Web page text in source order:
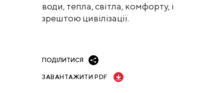
води, тепла, світла, комфорту, і
зрештою цивілізації.
ПОДІЛИТИСЯ
ЗАВАНТАЖИТИ PDF